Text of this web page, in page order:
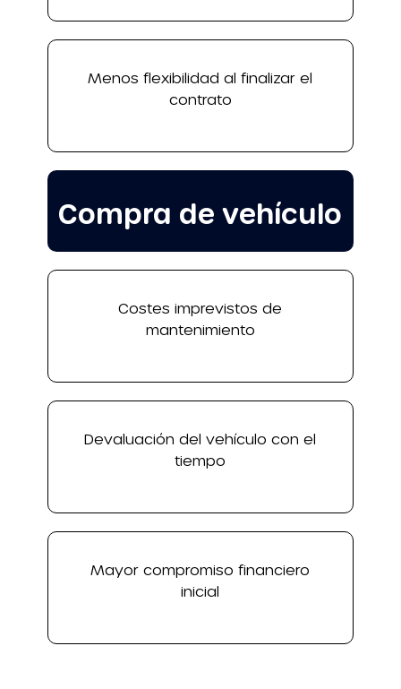
Compra de vehículo
Costes imprevistos de
mantenimiento
Devaluación del vehículo con el
tiempo
Menos flexibilidad al finalizar el
contrato
Mayor compromiso financiero
inicial